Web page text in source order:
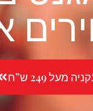
249 ש”ח